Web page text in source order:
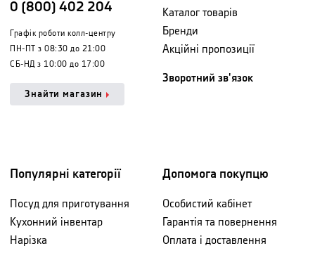
0 (800) 402 204
Графік роботи колл-центру
ПН-ПТ з 08:30 до 21:00
СБ-НД з 10:00 до 17:00
Знайти магазин
Каталог товарів
Бренди
Акційні пропозиції
Зворотний зв'язок
Популярні категорії
Посуд для приготування
Кухонний інвентар
Нарізка
Допомога покупцю
Особистий кабінет
Гарантія та повернення
Оплата і доставлення